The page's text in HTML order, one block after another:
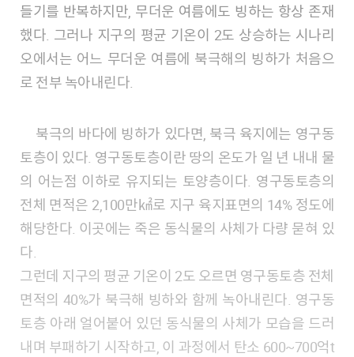
들기를 반복하지만, 무더운 여름에도 빙하는 항상 존재
했다. 그러나 지구의 평균 기온이 2도 상승하는 시나리
오에서는 어느 무더운 여름에 북극해의 빙하가 처음으
로 전부 녹아내린다.
북극의 바다에 빙하가 있다면, 북극 육지에는 영구동
토층이 있다. 영구동토층이란 땅의 온도가 일 년 내내 물
의 어는점 이하로 유지되는 토양층이다. 영구동토층의
전체 면적은 2,100만㎢로 지구 육지표면의 14% 정도에
해당한다. 이곳에는 죽은 동식물의 사체가 다량 묻혀 있
다.
그런데 지구의 평균 기온이 2도 오르면 영구동토층 전체
면적의 40%가 북극해 빙하와 함께 녹아내린다. 영구동
토층 아래 얼어붙어 있던 동식물의 사체가 모습을 드러
내며 부패하기 시작하고, 이 과정에서 탄소 600~700억t